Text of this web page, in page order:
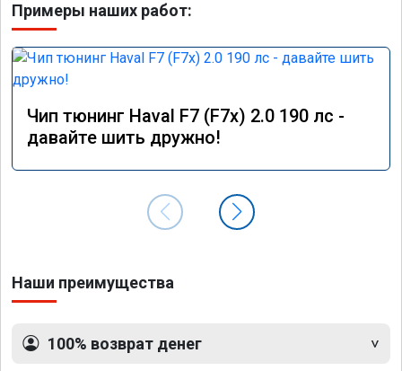
Примеры наших работ:
Чип тюнинг Haval F7 (F7x) 2.0 190 лс -
давайте шить дружно!
Наши преимущества
100% возврат денег